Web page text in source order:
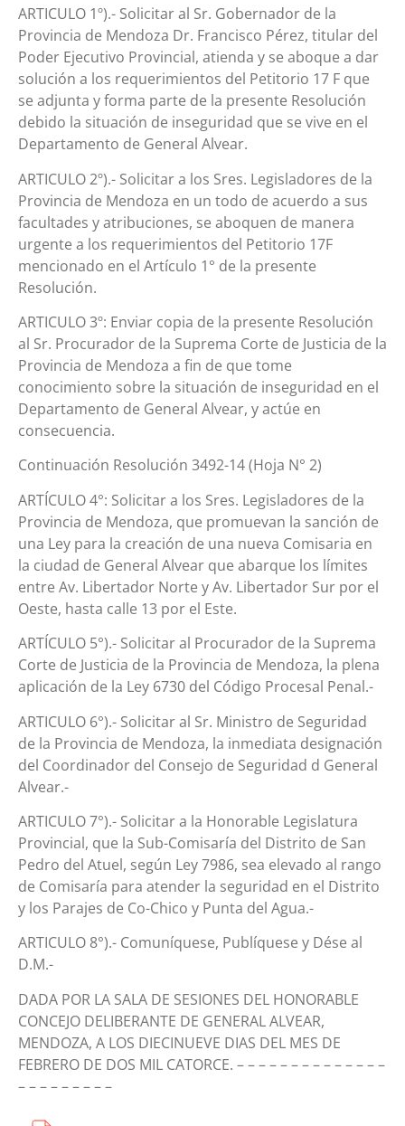
ARTICULO 1º).- Solicitar al Sr. Gobernador de la
Provincia de Mendoza Dr. Francisco Pérez, titular del
Poder Ejecutivo Provincial, atienda y se aboque a dar
solución a los requerimientos del Petitorio 17 F que
se adjunta y forma parte de la presente Resolución
debido la situación de inseguridad que se vive en el
Departamento de General Alvear.
ARTICULO 2º).- Solicitar a los Sres. Legisladores de la
Provincia de Mendoza en un todo de acuerdo a sus
facultades y atribuciones, se aboquen de manera
urgente a los requerimientos del Petitorio 17F
mencionado en el Artículo 1° de la presente
Resolución.
ARTICULO 3º: Enviar copia de la presente Resolución
al Sr. Procurador de la Suprema Corte de Justicia de la
Provincia de Mendoza a fin de que tome
conocimiento sobre la situación de inseguridad en el
Departamento de General Alvear, y actúe en
consecuencia.
Continuación Resolución 3492-14 (Hoja N° 2)
ARTÍCULO 4°: Solicitar a los Sres. Legisladores de la
Provincia de Mendoza, que promuevan la sanción de
una Ley para la creación de una nueva Comisaria en
la ciudad de General Alvear que abarque los límites
entre Av. Libertador Norte y Av. Libertador Sur por el
Oeste, hasta calle 13 por el Este.
ARTÍCULO 5°).- Solicitar al Procurador de la Suprema
Corte de Justicia de la Provincia de Mendoza, la plena
aplicación de la Ley 6730 del Código Procesal Penal.-
ARTICULO 6°).- Solicitar al Sr. Ministro de Seguridad
de la Provincia de Mendoza, la inmediata designación
del Coordinador del Consejo de Seguridad d General
Alvear.-
ARTICULO 7°).- Solicitar a la Honorable Legislatura
Provincial, que la Sub-Comisaría del Distrito de San
Pedro del Atuel, según Ley 7986, sea elevado al rango
de Comisaría para atender la seguridad en el Distrito
y los Parajes de Co-Chico y Punta del Agua.-
ARTICULO 8°).- Comuníquese, Publíquese y Dése al
D.M.-
DADA POR LA SALA DE SESIONES DEL HONORABLE
CONCEJO DELIBERANTE DE GENERAL ALVEAR,
MENDOZA, A LOS DIECINUEVE DIAS DEL MES DE
FEBRERO DE DOS MIL CATORCE. – – – – – – – – – – – – – –
– – – – – – – – –